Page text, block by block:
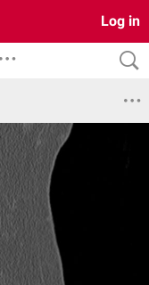
Log in